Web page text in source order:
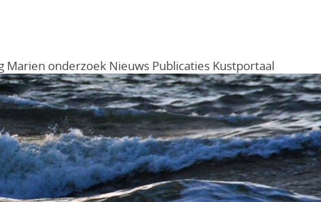
Menu
Marien onderzoek Nieuws Publicaties Kustportaal